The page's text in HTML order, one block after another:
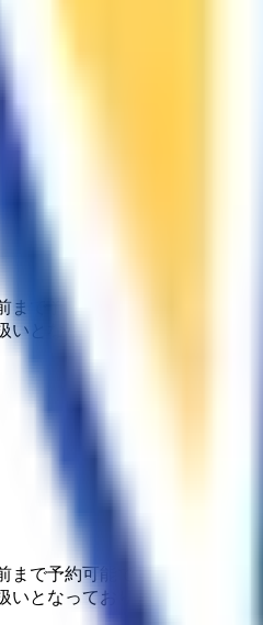
予約可能です。WEB上で
なっておりますので、現金
で予約可能です。WEB上
となっておりますので、現金
で予約可能です。WEB上
となっておりますので、現金